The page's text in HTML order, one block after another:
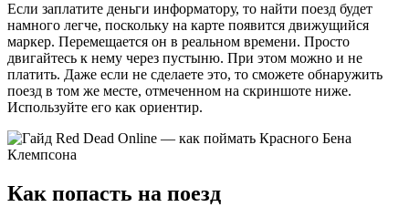
Если заплатите деньги информатору, то найти поезд будет
намного легче, поскольку на карте появится движущийся
маркер. Перемещается он в реальном времени. Просто
двигайтесь к нему через пустыню. При этом можно и не
платить. Даже если не сделаете это, то сможете обнаружить
поезд в том же месте, отмеченном на скриншоте ниже.
Используйте его как ориентир.
Как попасть на поезд